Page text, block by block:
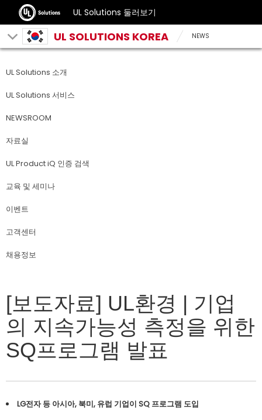
UL Solutions 둘러보기
UL SOLUTIONS KOREA NEWS
UL Solutions 소개
UL Solutions 서비스
NEWSROOM
자료실
UL Product iQ 인증 검색
교육 및 세미나
이벤트
고객센터
채용정보
[보도자료] UL환경 | 기업
의 지속가능성 측정을 위한
SQ프로그램 발표
LG전자 등 아시아, 북미, 유럽 기업이 SQ 프로그램 도입